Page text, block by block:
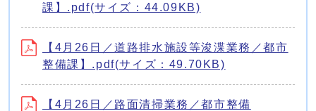
課】.pdf(サイズ：44.09KB)
【4月26日／道路排水施設等浚渫業務／都市
整備課】.pdf(サイズ：49.70KB)
【4月26日／路面清掃業務／都市整備